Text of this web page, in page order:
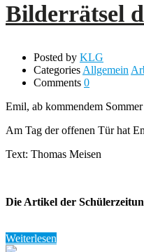
Bilderrätsel
Posted by KLG
Categories Allgemein
Comments 0
Emil, ab kommendem
Am Tag der offenen Tür hat
Text: Thomas Meisen
Die Artikel der
Weiterlesen